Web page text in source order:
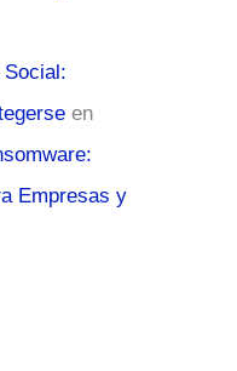
en
Empresas y